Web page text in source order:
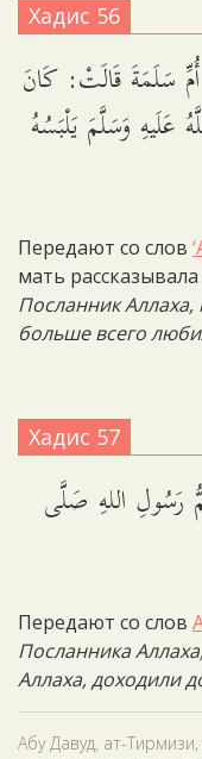
Хадис 56
سَلَمَةَ قَالَتْ: كَانَ
عَلَيهِ وَسَلَّمَ يَلْبَسُهُ
Передают со слов
мать рассказывала
Посланник
больше всего
Хадис 57
اللهِ صَلَّى
Передают со слов
Посланника
Аллаха, доходили
Абу Давуд, ат-